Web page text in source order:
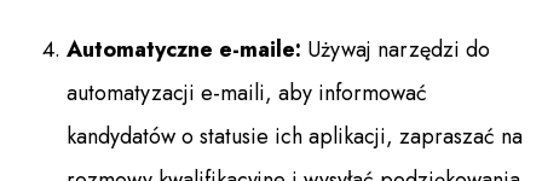
Automatyczne e-maile: Używaj narzędzi do
automatyzacji e-maili, aby informować
kandydatów o statusie ich aplikacji, zapraszać na